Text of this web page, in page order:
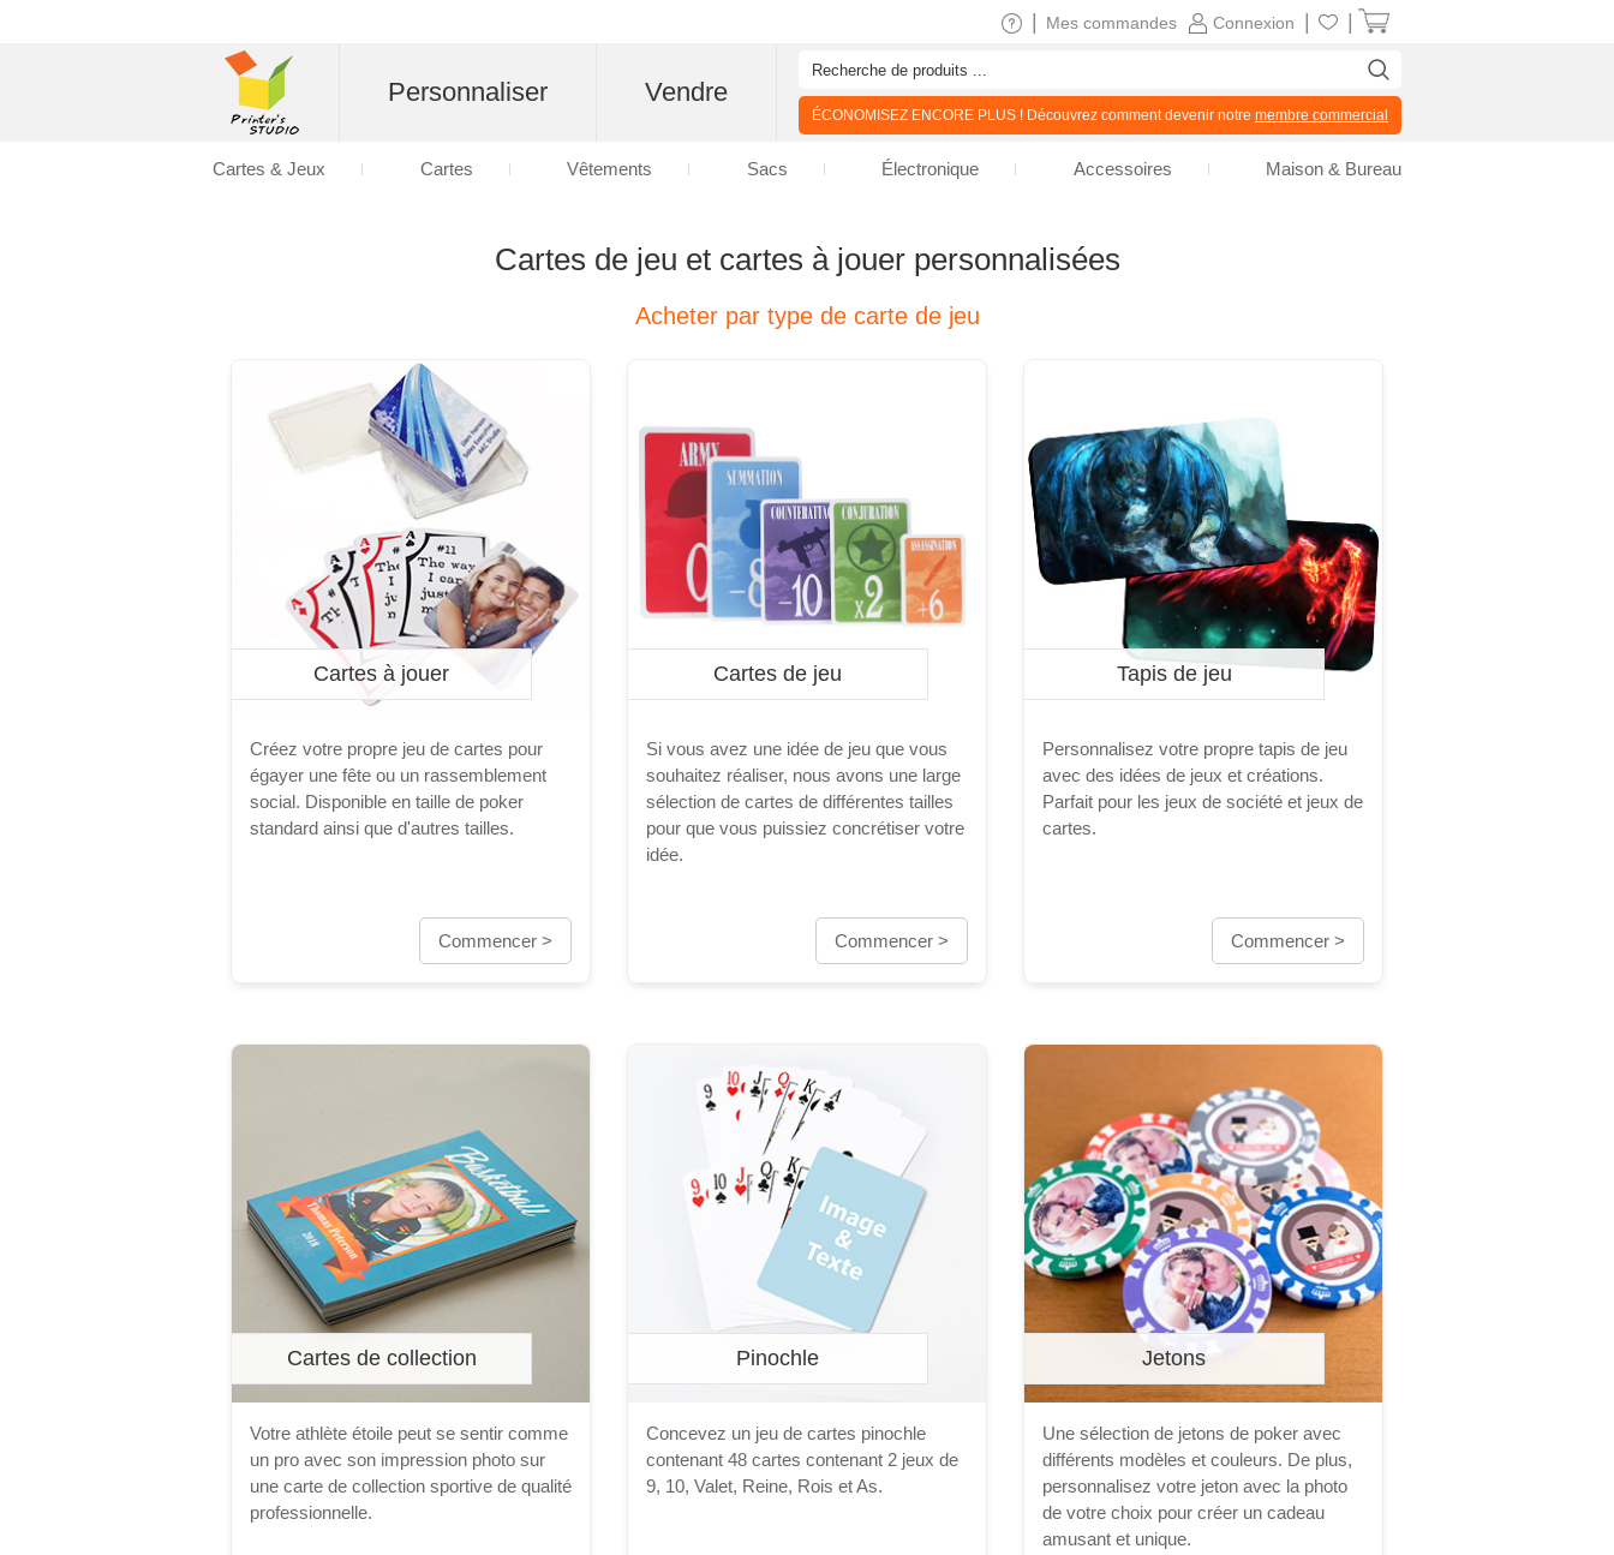
Cartes de jeu et cartes à jouer personnalisées
Acheter par type de carte de jeu
Cartes à jouer
Créez votre propre jeu de cartes pour
égayer une fête ou un rassemblement
social. Disponible en taille de poker
standard ainsi que d'autres tailles.
Commencer >
Cartes de jeu
Si vous avez une idée de jeu que vous
souhaitez réaliser, nous avons une large
sélection de cartes de différentes tailles
pour que vous puissiez concrétiser votre
idée.
Commencer >
Tapis de jeu
Personnalisez votre propre tapis de jeu
avec des idées de jeux et créations.
Parfait pour les jeux de société et jeux de
cartes.
Commencer >
Cartes de collection
Votre athlète étoile peut se sentir comme
un pro avec son impression photo sur
une carte de collection sportive de qualité
professionnelle.
Pinochle
Concevez un jeu de cartes pinochle
contenant 48 cartes contenant 2 jeux de
9, 10, Valet, Reine, Rois et As.
Jetons
Une sélection de jetons de poker avec
différents modèles et couleurs. De plus,
personnalisez votre jeton avec la photo
de votre choix pour créer un cadeau
amusant et unique.
Connexion
Mes commandes
Personnaliser Vendre
ÉCONOMISEZ ENCORE PLUS ! Découvrez comment devenir notre membre commercial
Cartes & Jeux Cartes Vêtements Sacs Électronique Accessoires Maison & Bureau